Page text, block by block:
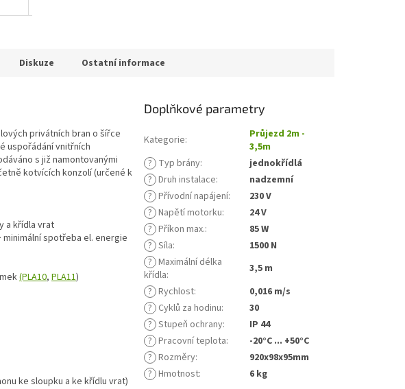
Diskuze Ostatní informace
privátních bran o šířce
uspořádání vnitřních
s již namontovanými
kotvících konzolí (určené k
a křídla vrat
minimální spotřeba el. energie
(PLA10, PLA11)
ke sloupku a ke křídlu vrat)
Doplňkové parametry
Kategorie:
Průjezd 2m -
3,5m
? Typ brány:
jednokřídlá
? Druh instalace:
nadzemní
? Přívodní napájení:
230 V
? Napětí motorku:
24 V
? Příkon max.:
85 W
? Síla:
1500 N
? Maximální délka
křídla:
3,5 m
? Rychlost:
0,016 m/s
? Cyklů za hodinu:
30
? Stupeň ochrany:
IP 44
? Pracovní teplota:
-20°C ... +50°C
? Rozměry:
920x98x95mm
? Hmotnost: 6 kg